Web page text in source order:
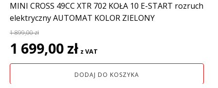
MINI CROSS 49CC XTR 702 KOŁA 10 E-START rozruch
elektryczny AUTOMAT KOLOR ZIELONY
1 899,00zł
Pierwotna
cena
wynosiła:
1 699,00 zł cena
wynosi:
1
z VAT
DODAJ DO KOSZYKA